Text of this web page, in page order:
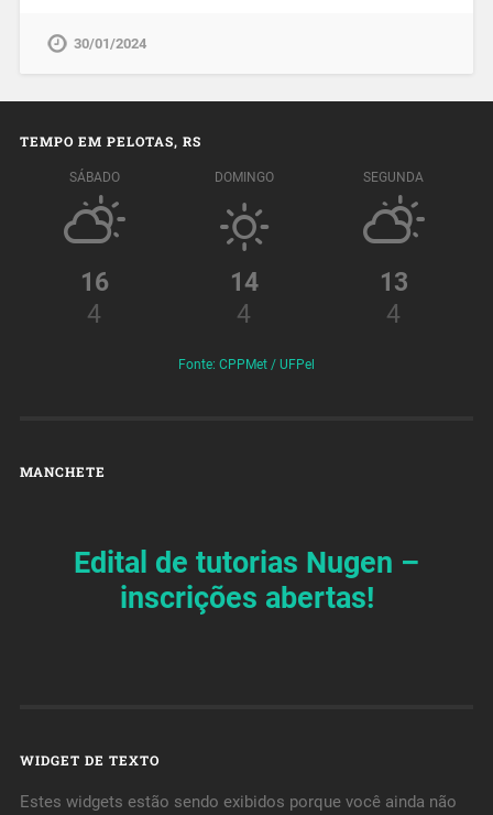
30/01/2024
TEMPO EM PELOTAS, RS
SÁBADO
16
4
DOMINGO
14
4
SEGUNDA
13
4
Fonte: CPPMet / UFPel
MANCHETE
Edital de tutorias Nugen –
inscrições abertas!
WIDGET DE TEXTO
Estes widgets estão sendo exibidos porque você ainda não